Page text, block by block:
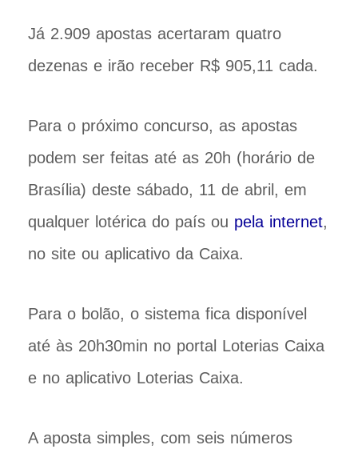
Já 2.909 apostas acertaram quatro
dezenas e irão receber R$ 905,11 cada.
Para o próximo concurso, as apostas
podem ser feitas até as 20h (horário de
Brasília) deste sábado, 11 de abril, em
qualquer lotérica do país ou pela internet,
no site ou aplicativo da Caixa.
Para o bolão, o sistema fica disponível
até às 20h30min no portal Loterias Caixa
e no aplicativo Loterias Caixa.
A aposta simples, com seis números